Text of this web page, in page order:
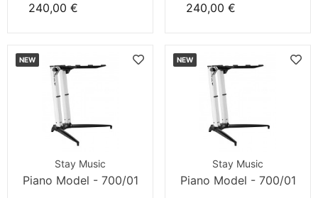
240,00 € 240,00 €
NEW
Stay Music
Piano Model - 700/01
NEW
Stay Music
Piano Model - 700/01